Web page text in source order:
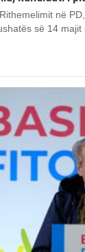
në
së 14 majit